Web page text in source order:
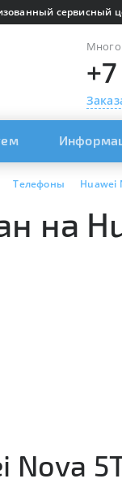
сервисный
Телефоны Huawei
на
Nova